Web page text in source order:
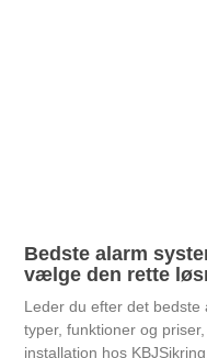
Bedste alarm
vælge den rette
Leder du efter det
typer, funktioner og
installation hos KBJSikring.